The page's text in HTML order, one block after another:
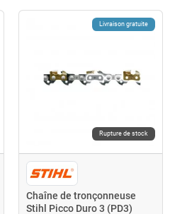
Livraison gratuite
Rupture de stock
Chaîne de tronçonneuse
Stihl Picco Duro 3 (PD3)